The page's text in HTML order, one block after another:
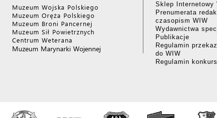
Muzeum Wojska Polskiego
Muzeum Oręża Polskiego
Muzeum Broni Pancernej
Muzeum Sił Powietrznych
Centrum Weterana
Muzeum Marynarki Wojennej
Sklep Internetowy
Prenumerata
czasopism WIW
Wydawnictwa
Publikacje
Regulamin
do WIW
Regulamin